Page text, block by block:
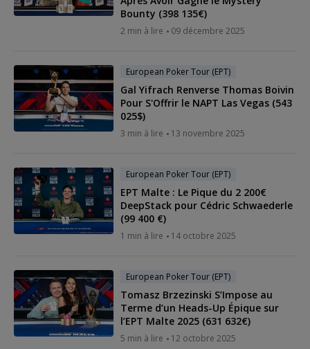
Bounty (398 135€)
2 min à lire 09 décembre 2025
European Poker Tour (EPT)
Gal Yifrach Renverse Thomas Boivin
Pour S'Offrir le NAPT Las Vegas (543
025$)
3 min à lire 13 novembre 2025
European Poker Tour (EPT)
EPT Malte : Le Pique du 2 200€
DeepStack pour Cédric Schwaederle
(99 400 €)
1 min à lire 14 octobre 2025
European Poker Tour (EPT)
Tomasz Brzezinski S’Impose au
Terme d’un Heads-Up Épique sur
l’EPT Malte 2025 (631 632€)
5 min à lire 12 octobre 2025